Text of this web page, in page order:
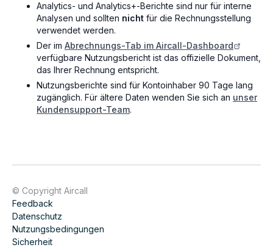
Analytics- und Analytics+-Berichte sind nur für interne
Analysen und sollten nicht für die Rechnungsstellung
verwendet werden.
Der im Abrechnungs-Tab im Aircall-Dashboard
verfügbare Nutzungsbericht ist das offizielle Dokument,
das Ihrer Rechnung entspricht.
Nutzungsberichte sind für Kontoinhaber 90 Tage lang
zugänglich. Für ältere Daten wenden Sie sich an unser
Kundensupport-Team.
© Copyright Aircall
Feedback
Datenschutz
Nutzungsbedingungen
Sicherheit